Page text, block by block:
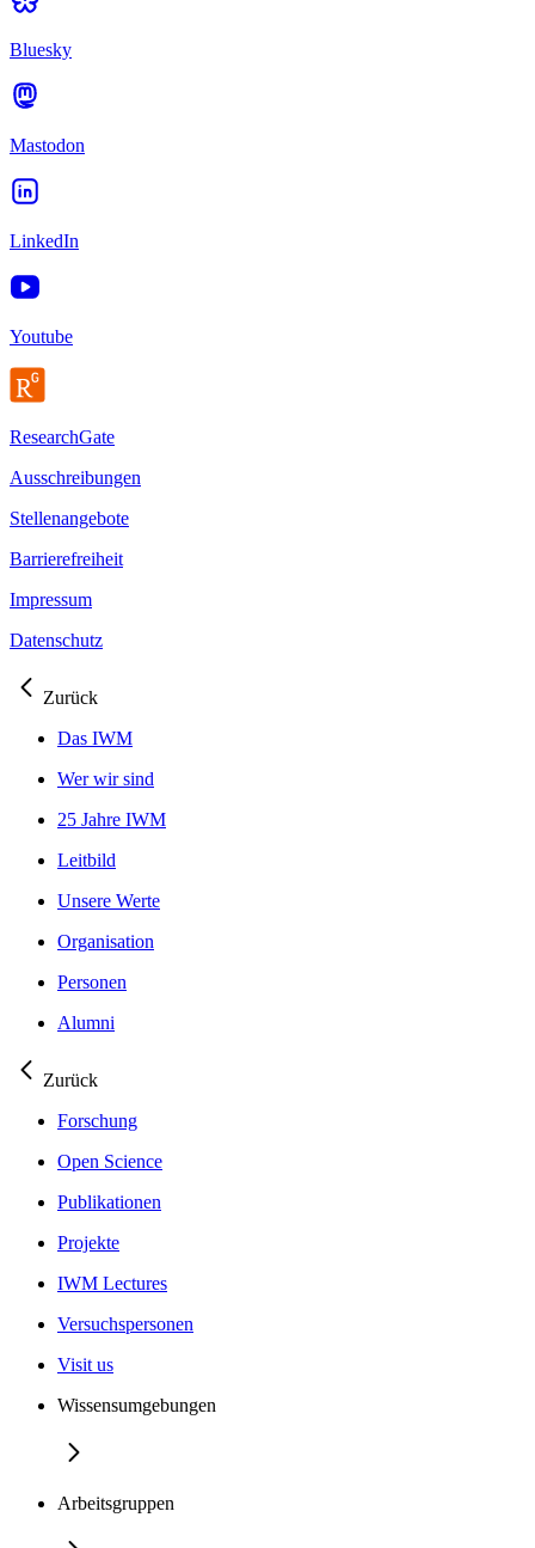
Bluesky
Mastodon
LinkedIn
Youtube
ResearchGate
Ausschreibungen
Stellenangebote
Barrierefreiheit
Impressum
Datenschutz
Zurück
Das IWM
Wer wir sind
25 Jahre IWM
Leitbild
Unsere Werte
Organisation
Personen
Alumni
Zurück
Forschung
Open Science
Publikationen
Projekte
IWM Lectures
Versuchspersonen
Visit us
Wissensumgebungen
Arbeitsgruppen